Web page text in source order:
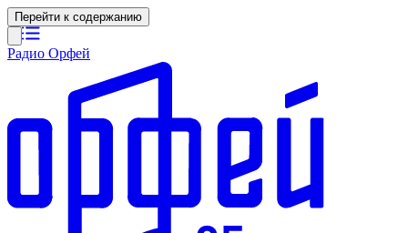
Перейти к содержанию
Радио Орфей